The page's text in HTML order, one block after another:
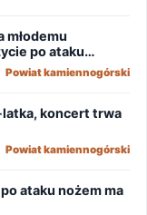
młodemu
po ataku
Powiat kamiennogórski
latka, koncert trwa
Powiat kamiennogórski
ataku nożem ma